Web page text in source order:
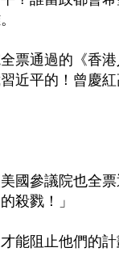
全票通過的《香
近平的！曾慶
美國參議院也全
殺戮！」
能阻止他們的計